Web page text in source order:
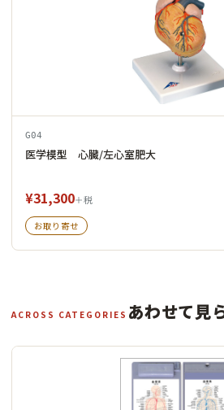
G04
医学模型 心臓/左心室肥大
¥31,300＋税
お取り寄せ
ACROSS CATEGORIES あわせて見